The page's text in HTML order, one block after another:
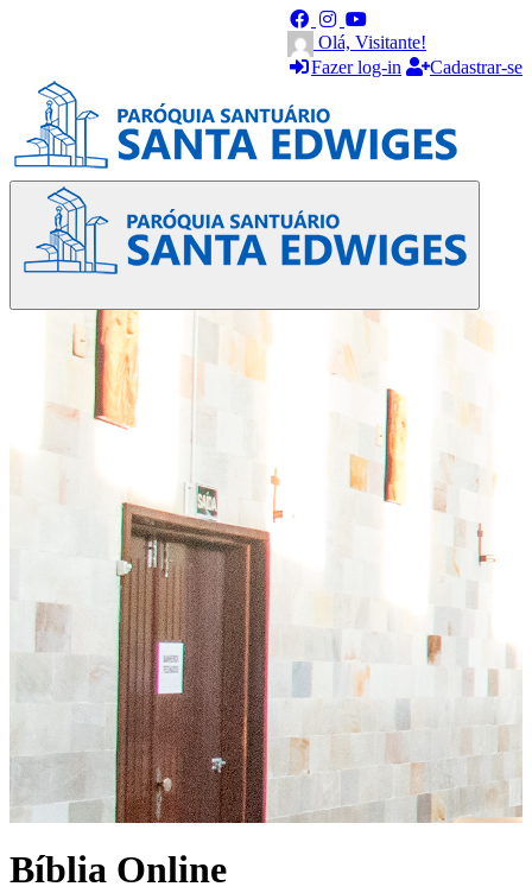
Olá, Visitante!
Fazer log-in
Cadastrar-se
Bíblia Online